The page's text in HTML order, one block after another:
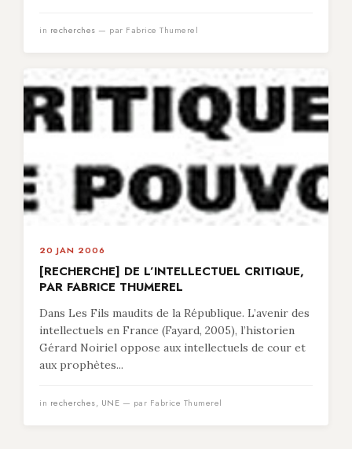
in recherches — par Fabrice Thumerel
20 JAN 2006
[RECHERCHE] DE L’INTELLECTUEL CRITIQUE,
PAR FABRICE THUMEREL
Dans Les Fils maudits de la République. L’avenir des
intellectuels en France (Fayard, 2005), l’historien
Gérard Noiriel oppose aux intellectuels de cour et
aux prophètes...
in recherches, UNE — par Fabrice Thumerel